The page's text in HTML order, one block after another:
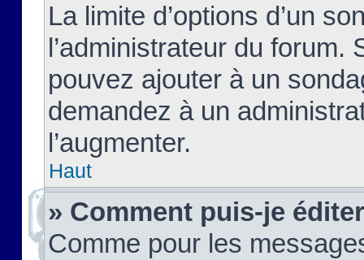
La limite d’options d’un
l’administrateur du forum.
pouvez ajouter à un
demandez à un
l’augmenter.
Haut
» Comment puis-je
Comme pour les